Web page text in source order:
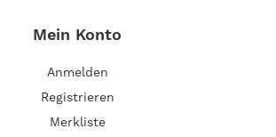
Mein Konto
Anmelden
Registrieren
Merkliste